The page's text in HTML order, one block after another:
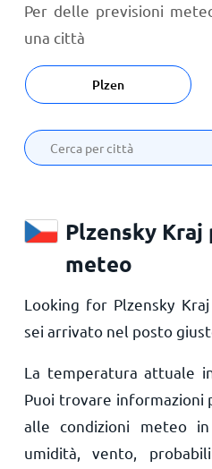
Per delle previsioni
una città
Plzen
Plzensky
meteo
Looking for Plzensky
sei arrivato nel posto
La temperatura attuale
Puoi trovare
alle condizioni meteo
umidità, vento,